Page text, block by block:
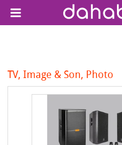
TV, Image & Son, Photo